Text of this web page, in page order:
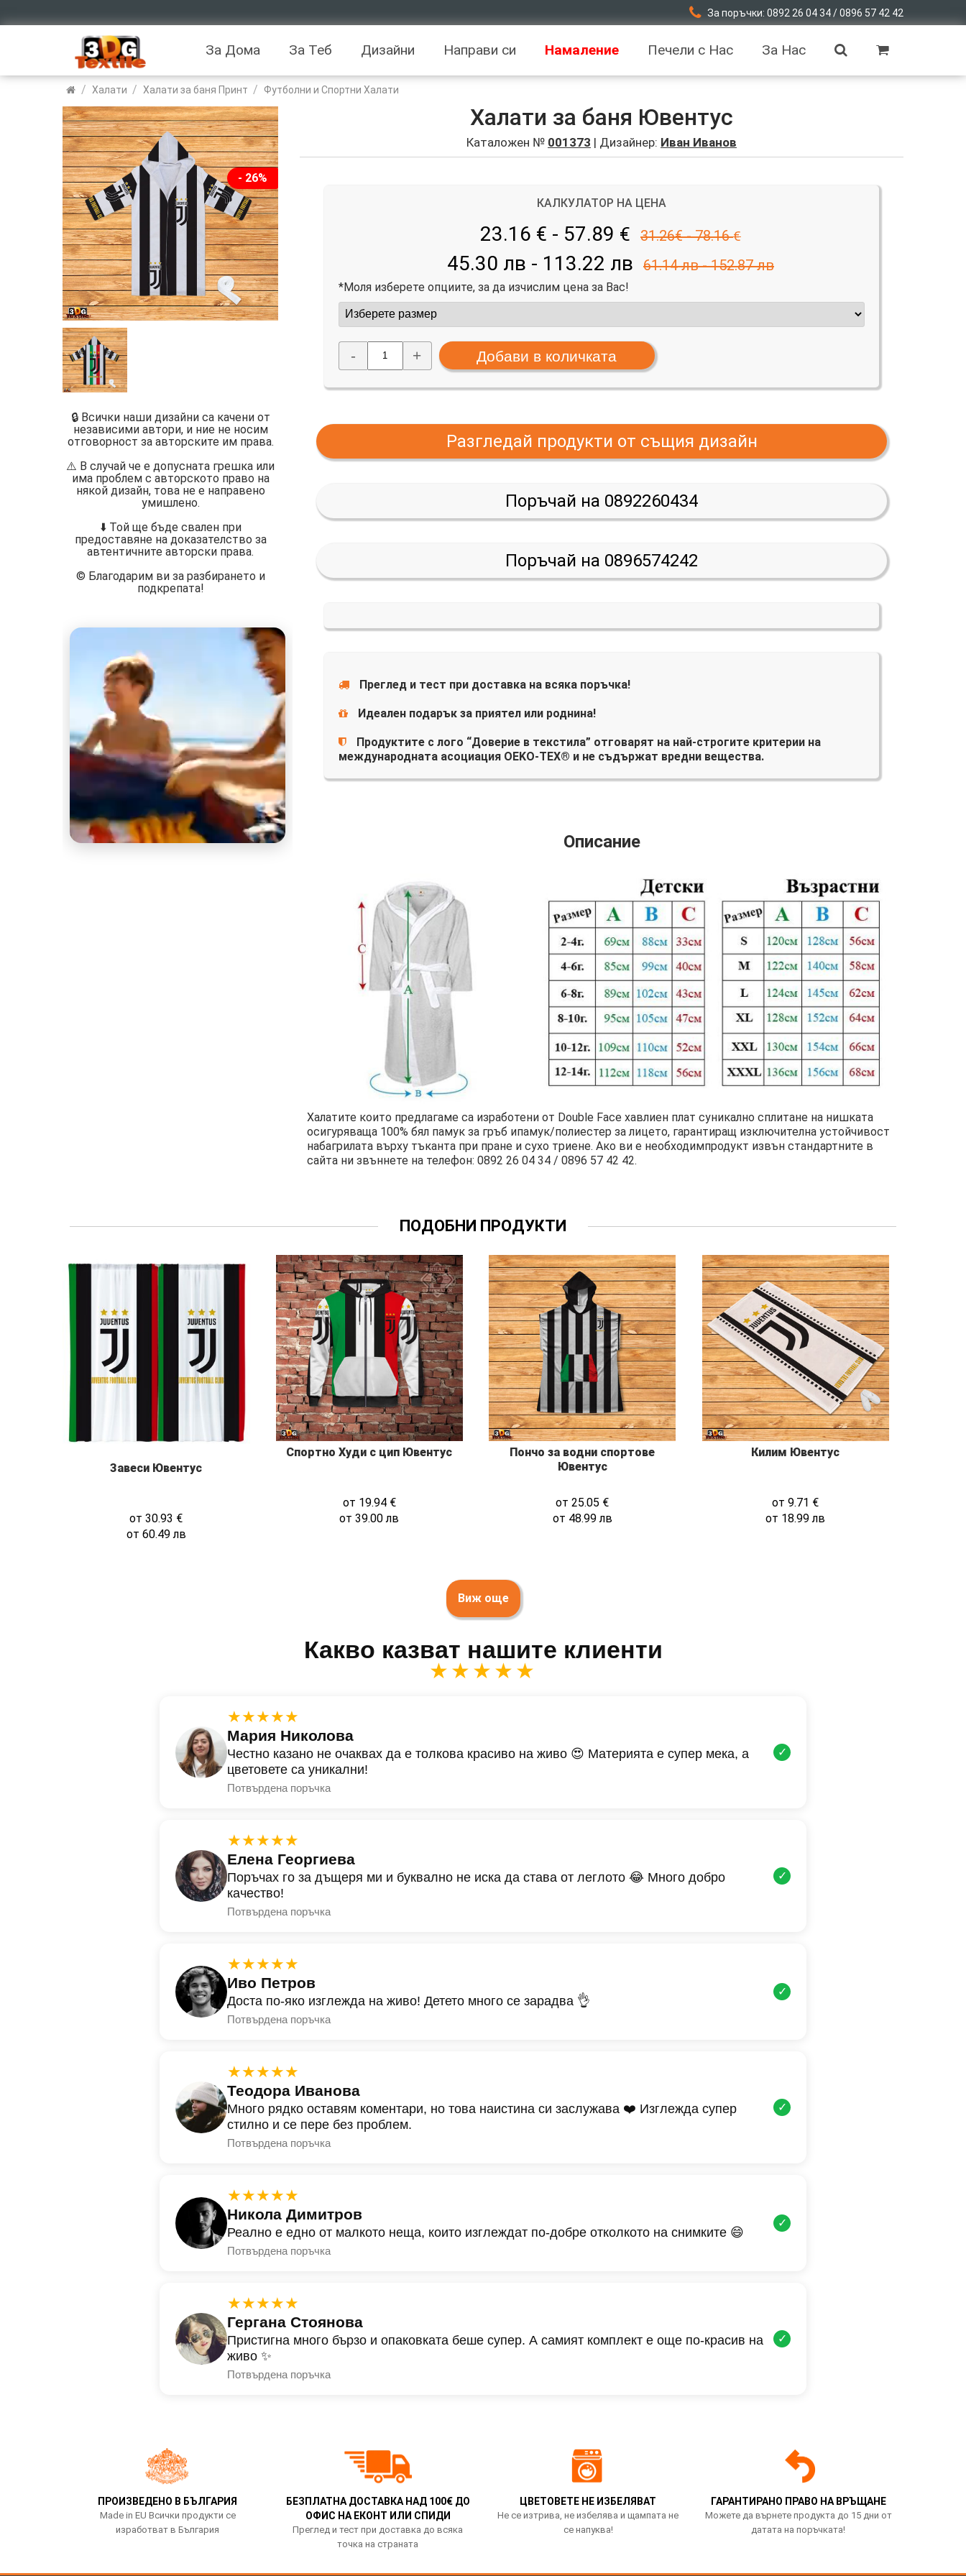
За поръчки: 0892 26 04 34 / 0896 57 42 42
За Дома За Теб Дизайни Направи си Намаление Печели с Нас За Нас
/ Халати / Халати за баня Принт / Футболни и Спортни Халати
- 26%
🔒 Всички наши дизайни са качени от
независими автори, и ние не носим
отговорност за авторските им права.
⚠️ В случай че е допусната грешка или
има проблем с авторското право на
някой дизайн, това не е направено
умишлено.
⬇️ Той ще бъде свален при
предоставяне на доказателство за
автентичните авторски права.
©️ Благодарим ви за разбирането и
подкрепата!
Халати за баня Ювентус
Каталожен № 001373 | Дизайнер: Иван Иванов
КАЛКУЛАТОР НА ЦЕНА
23.16 € - 57.89 € 31.26€ - 78.16 €
45.30 лв - 113.22 лв 61.14 лв - 152.87 лв
*Моля изберете опциите, за да изчислим цена за Вас!
- +
Разгледай продукти от същия дизайн
Поръчай на 0892260434
Поръчай на 0896574242
Преглед и тест при доставка на всяка поръчка!
Идеален подарък за приятел или роднина!
Продуктите с лого “Доверие в текстила” отговарят на най-строгите критерии на
международната асоциация OEKO-TEX® и не съдържат вредни вещества.
Описание
Халатите които предлагаме са изработени от Double Face хавлиен плат суникално сплитане на нишката
осигуряваща 100% бял памук за гръб ипамук/полиестер за лицето, гарантиращ изключителна устойчивост
набагрилата върху тъканта при пране и сухо триене. Ако ви е необходимпродукт извън стандартните в
сайта ни звъннете на телефон: 0892 26 04 34 / 0896 57 42 42.
ПОДОБНИ ПРОДУКТИ
Завеси Ювентус
от30.93 €
от 60.49лв
Спортно Худи с цип Ювентус
от 19.94 €
от39.00лв
Пончо за водни спортове
Ювентус
от25.05 €
от 48.99лв
Килим Ювентус
от9.71 €
от 18.99лв
Виж още
Какво казват нашите клиенти
★★★★★
★★★★★
Мария Николова
Честно казано не очаквах да е толкова красиво на живо 😍 Материята е супер мека, а
цветовете са уникални!
Потвърдена поръчка
✓
★★★★★
Елена Георгиева
Поръчах го за дъщеря ми и буквално не иска да става от леглото 😂 Много добро
качество!
Потвърдена поръчка
✓
★★★★★
Иво Петров
Доста по-яко изглежда на живо! Детето много се зарадва 👌
Потвърдена поръчка
✓
★★★★★
Теодора Иванова
Много рядко оставям коментари, но това наистина си заслужава ❤️ Изглежда супер
стилно и се пере без проблем.
Потвърдена поръчка
✓
★★★★★
Никола Димитров
Реално е едно от малкото неща, които изглеждат по-добре отколкото на снимките 😄
Потвърдена поръчка
✓
★★★★★
Гергана Стоянова
Пристигна много бързо и опаковката беше супер. А самият комплект е още по-красив на
живо ✨
Потвърдена поръчка
✓
ПРОИЗВЕДЕНО В БЪЛГАРИЯ
Made in EU Всички продукти се
изработват в България
БЕЗПЛАТНА ДОСТАВКА НАД 100€ ДО
ОФИС НА ЕКОНТ ИЛИ СПИДИ
Преглед и тест при доставка до всяка
точка на страната
ЦВЕТОВЕТЕ НЕ ИЗБЕЛЯВАТ
Не се изтрива, не избелява и щампата не
се напуква!
ГАРАНТИРАНО ПРАВО НА ВРЪЩАНЕ
Можете да върнете продукта до 15 дни от
датата на поръчката!